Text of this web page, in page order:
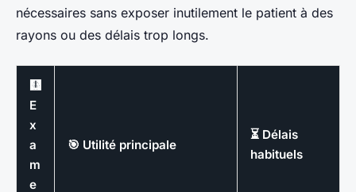
nécessaires sans exposer inutilement le patient à des
rayons ou des délais trop longs.
🩻
E
x
a
m
e
🎯 Utilité principale
⏳ Délais
habituels